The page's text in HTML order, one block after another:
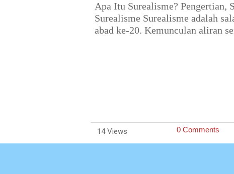
Apa Itu Surealisme?
Surealisme Surealisme adalah
abad ke-20. Kemunculan aliran
14 0 Comments